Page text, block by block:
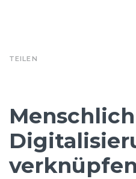
TEILEN
verknüpfen